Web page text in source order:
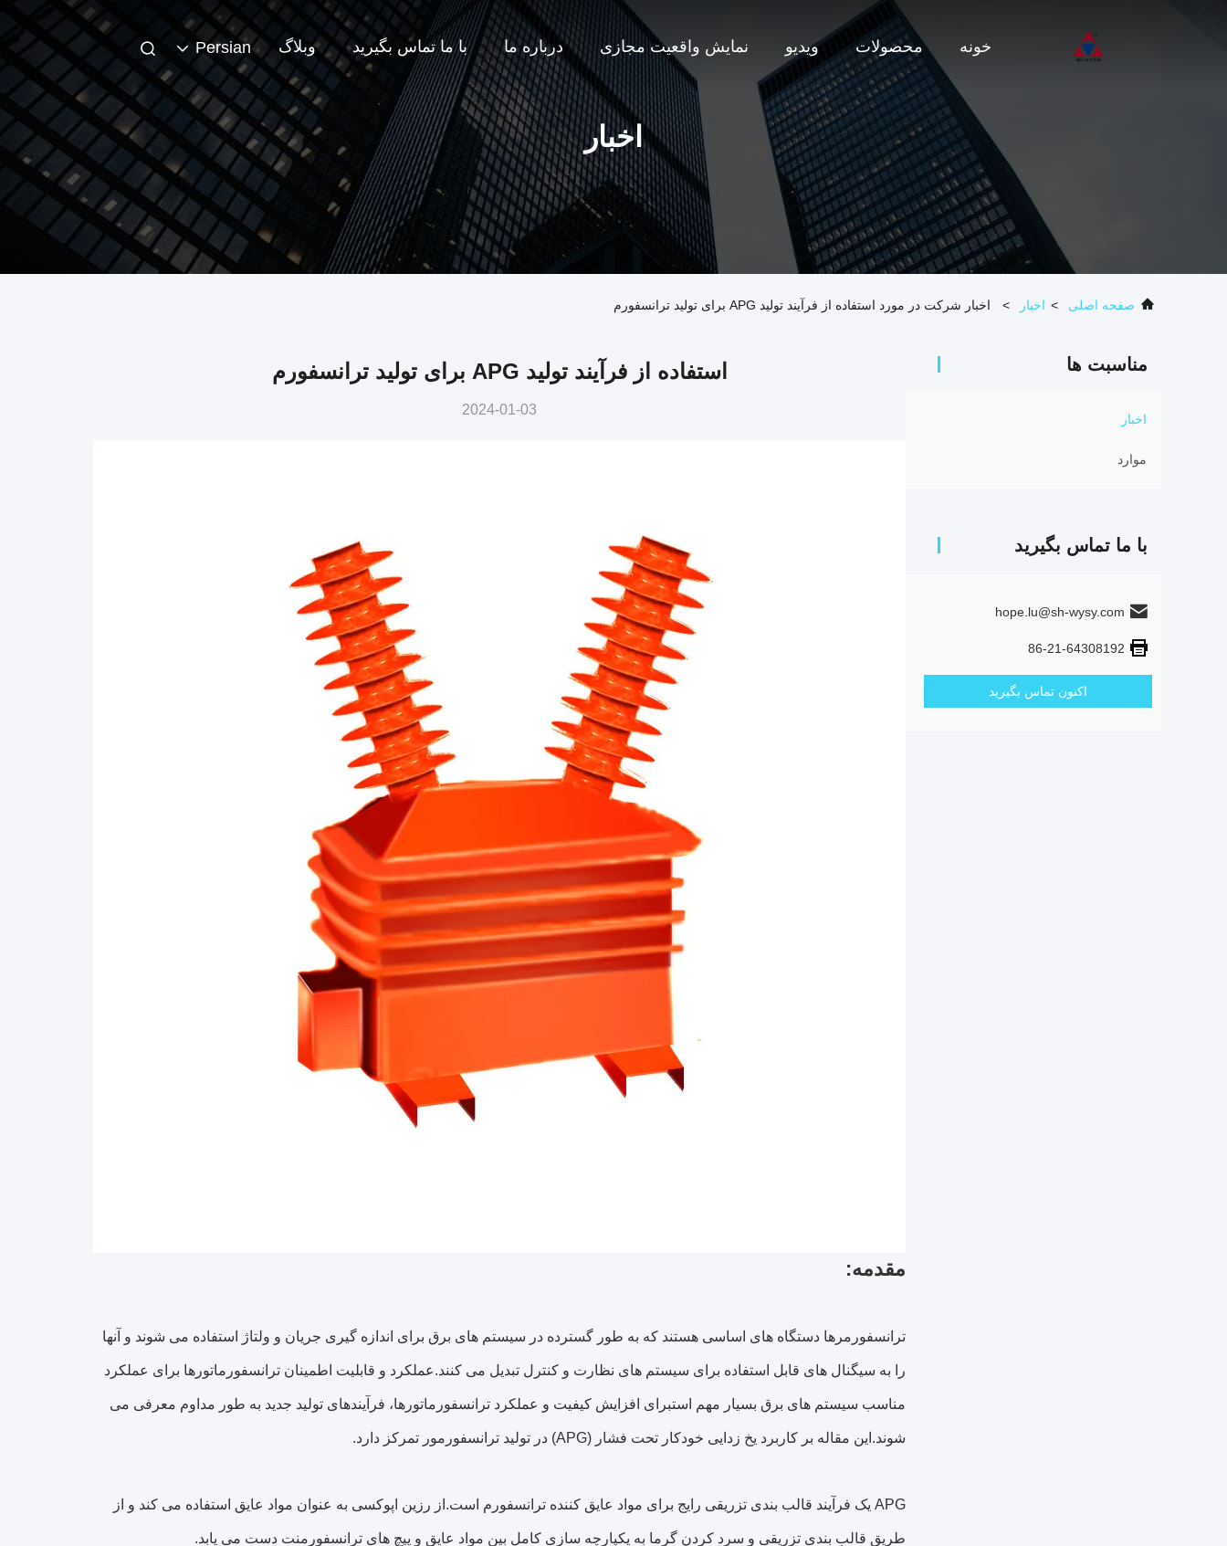
خونه محصولات ویدیو نمایش واقعیت مجازی درباره ما با ما تماس بگیرید وبلاگ Persian
اخبار
صفحه اصلی > اخبار > اخبار شرکت در مورد استفاده از فرآیند تولید APG برای تولید ترانسفورم
مناسبت ها
اخبار
موارد
با ما تماس بگیرید
hope.lu@sh-wysy.com
86-21-64308192
اکنون تماس بگیرید
استفاده از فرآیند تولید APG برای تولید ترانسفورم
2024-01-03
مقدمه:
ترانسفورمرها دستگاه های اساسی هستند که به طور گسترده در سیستم های برق برای اندازه گیری جریان و ولتاژ استفاده می شوند و آنها
را به سیگنال های قابل استفاده برای سیستم های نظارت و کنترل تبدیل می کنند.عملکرد و قابلیت اطمینان ترانسفورماتورها برای عملکرد
مناسب سیستم های برق بسیار مهم استبرای افزایش کیفیت و عملکرد ترانسفورماتورها، فرآیندهای تولید جدید به طور مداوم معرفی می
شوند.این مقاله بر کاربرد یخ زدایی خودکار تحت فشار (APG) در تولید ترانسفورمور تمرکز دارد.
APG یک فرآیند قالب بندی تزریقی رایج برای مواد عایق کننده ترانسفورم است.از رزین اپوکسی به عنوان مواد عایق استفاده می کند و از
طریق قالب بندی تزریقی و سرد کردن گرما به یکپارچه سازی کامل بین مواد عایق و پیچ های ترانسفورمنت دست می یابد.